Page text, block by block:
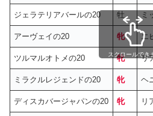
ジェラテリアバールの20 牡 ミ
アーヴェイの20 牝 エ
ツルマルオトメの20 牝 リ
ミラクルレジェンドの20 牝 ヘ
ディスカバージャパンの20 牝 リ
スクロールでき